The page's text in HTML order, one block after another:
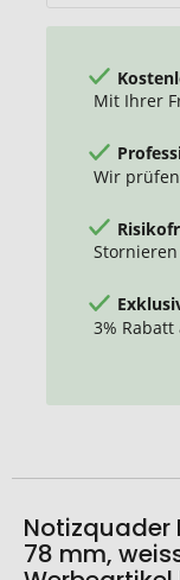
Mit Ihrer
Wir
3%
Notizquader
78 mm,